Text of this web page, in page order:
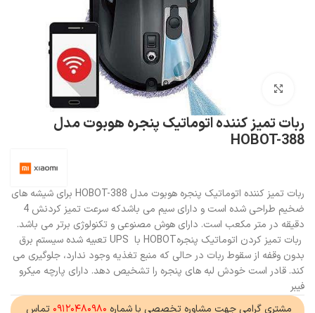
بزرگنمایی تصویر
ربات تمیز کننده اتوماتیک پنجره هوبوت مدل
HOBOT-388
ربات تمیز کننده اتوماتیک پنجره هوبوت مدل HOBOT-388 برای شیشه های
ضخیم طراحی شده است و دارای سیم می باشدکه سرعت تمیز کردنش 4
دقیقه در متر مکعب است. دارای هوش مصنوعی و تکنولوژی برتر می باشد.
ربات تمیز کردن اتوماتیک پنجرهHOBOT با UPS تعبیه شده سیستم برق
بدون وقفه از سقوط ربات در حالی که منبع تغذیه وجود ندارد، جلوگیری می
کند. قادر است خودش لبه های پنجره را تشخیص دهد. دارای پارچه میکرو
فیبر
مشتری گرامی جهت مشاوره تخصصی با شماره ۰۹۱۲۰۴۸۰۹۸۰ تماس